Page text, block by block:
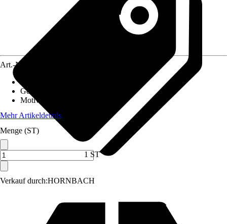
Verkauf durch:HORNBACH
Art.-Nr.
Gewicht
Motivkategorie
Mehr Artikeldetails
Menge (ST)
1 ST